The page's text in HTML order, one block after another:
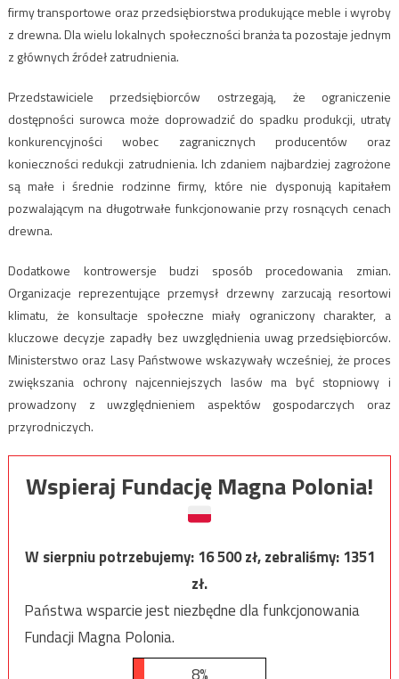
firmy transportowe oraz przedsiębiorstwa produkujące meble i wyroby
z drewna. Dla wielu lokalnych społeczności branża ta pozostaje jednym
z głównych źródeł zatrudnienia.
Przedstawiciele przedsiębiorców ostrzegają, że ograniczenie
dostępności surowca może doprowadzić do spadku produkcji, utraty
konkurencyjności wobec zagranicznych producentów oraz
konieczności redukcji zatrudnienia. Ich zdaniem najbardziej zagrożone
są małe i średnie rodzinne firmy, które nie dysponują kapitałem
pozwalającym na długotrwałe funkcjonowanie przy rosnących cenach
drewna.
Dodatkowe kontrowersje budzi sposób procedowania zmian.
Organizacje reprezentujące przemysł drzewny zarzucają resortowi
klimatu, że konsultacje społeczne miały ograniczony charakter, a
kluczowe decyzje zapadły bez uwzględnienia uwag przedsiębiorców.
Ministerstwo oraz Lasy Państwowe wskazywały wcześniej, że proces
zwiększania ochrony najcenniejszych lasów ma być stopniowy i
prowadzony z uwzględnieniem aspektów gospodarczych oraz
przyrodniczych.
Wspieraj Fundację Magna Polonia!
W sierpniu potrzebujemy:16 500zł, zebraliśmy:1351
zł.
Państwa wsparcie jest niezbędne dla funkcjonowania
Fundacji Magna Polonia.